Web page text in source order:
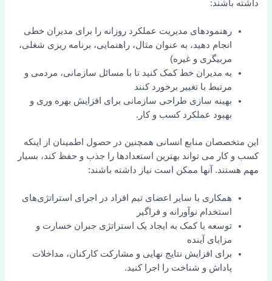
داشته باشند:
رهنمودهای مدیریت عملکرد روزانه را برای مدیران خطی
انجام دهید، به عنوان مثال، راهنمایی، برنامه ریزی شغلی،
مربیگری و غیره)
به مدیران خط کمک کنید تا با مسائل سازمانی، مردمی و
مرتبط با تغییر برخورد کنند
بهینه سازی طراحی سازمانی برای افزایش بهره وری و
بهبود عملکرد کسب و کار.
این متخصصان منابع انسانی همچنین در حصول اطمینان از اینکه
کسب و کار می تواند بهترین استعدادها را جذب و حفظ کند، بسیار
مهم هستند. آنها ممکن است نیاز داشته باشند:
همکاری با سایر اعضای تیم افراد در اجرای استراتژی‌های
استخدام نوآورانه و فراگیر
توسعه یا کمک به ایجاد یک استراتژی جبران خسارت و
مزایای آینده
برای افزایش نتایج نهایی و مشارکت کارکنان، مداخلات
پاداش و شناخت را اجرا کنید.